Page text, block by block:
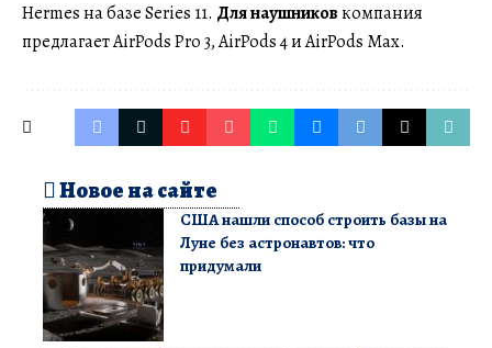
Hermes на базе Series 11. Для наушниковкомпания
предлагает AirPods Pro 3, AirPods 4 и AirPods Max.
Новое на сайте
США нашли способ строить базы на
Луне без астронавтов: что
придумали